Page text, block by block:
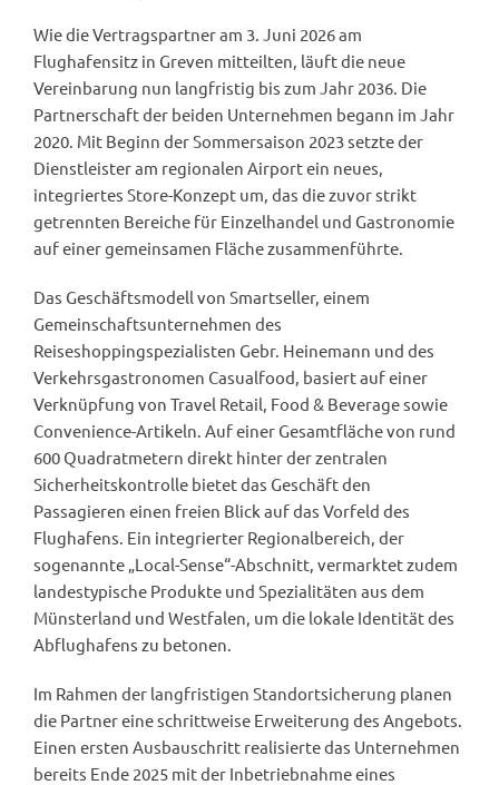
Wie die Vertragspartner am 3. Juni 2026 am
Flughafensitz in Greven mitteilten, läuft die neue
Vereinbarung nun langfristig bis zum Jahr 2036. Die
Partnerschaft der beiden Unternehmen begann im Jahr
2020. Mit Beginn der Sommersaison 2023 setzte der
Dienstleister am regionalen Airport ein neues,
integriertes Store-Konzept um, das die zuvor strikt
getrennten Bereiche für Einzelhandel und Gastronomie
auf einer gemeinsamen Fläche zusammenführte.
Das Geschäftsmodell von Smartseller, einem
Gemeinschaftsunternehmen des
Reiseshoppingspezialisten Gebr. Heinemann und des
Verkehrsgastronomen Casualfood, basiert auf einer
Verknüpfung von Travel Retail, Food & Beverage sowie
Convenience-Artikeln. Auf einer Gesamtfläche von rund
600 Quadratmetern direkt hinter der zentralen
Sicherheitskontrolle bietet das Geschäft den
Passagieren einen freien Blick auf das Vorfeld des
Flughafens. Ein integrierter Regionalbereich, der
sogenannte „Local-Sense“-Abschnitt, vermarktet zudem
landestypische Produkte und Spezialitäten aus dem
Münsterland und Westfalen, um die lokale Identität des
Abflughafens zu betonen.
Im Rahmen der langfristigen Standortsicherung planen
die Partner eine schrittweise Erweiterung des Angebots.
Einen ersten Ausbauschritt realisierte das Unternehmen
bereits Ende 2025 mit der Inbetriebnahme eines